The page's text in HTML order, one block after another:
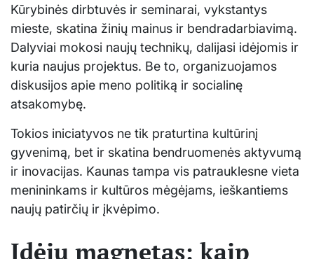
Kūrybinės dirbtuvės ir seminarai, vykstantys
mieste, skatina žinių mainus ir bendradarbiavimą.
Dalyviai mokosi naujų technikų, dalijasi idėjomis ir
kuria naujus projektus. Be to, organizuojamos
diskusijos apie meno politiką ir socialinę
atsakomybę.
Tokios iniciatyvos ne tik praturtina kultūrinį
gyvenimą, bet ir skatina bendruomenės aktyvumą
ir inovacijas. Kaunas tampa vis patrauklesne vieta
menininkams ir kultūros mėgėjams, ieškantiems
naujų patirčių ir įkvėpimo.
Idėjų magnetas: kaip